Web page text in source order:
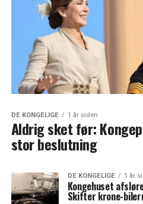
DE KONGELIGE 1 år siden
Aldrig sket før:
stor beslutning
DE KONGELIGE 1 år
Kongehuset
Skifter krone-